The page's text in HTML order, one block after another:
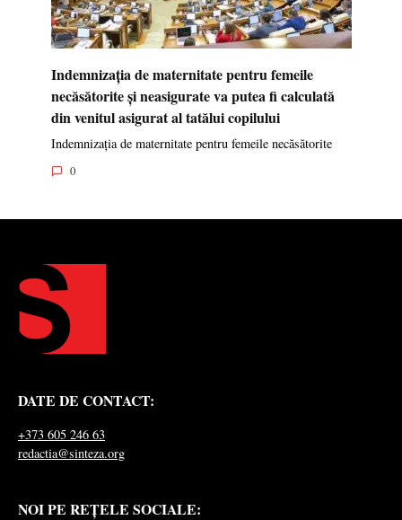
Indemnizația de maternitate pentru femeile
necăsătorite și neasigurate va putea fi calculată
din venitul asigurat al tatălui copilului
Indemnizația de maternitate pentru femeile necăsătorite
0
DATE DE CONTACT:
+373 605 246 63
redactia@sinteza.org
NOI PE REȚELE SOCIALE: